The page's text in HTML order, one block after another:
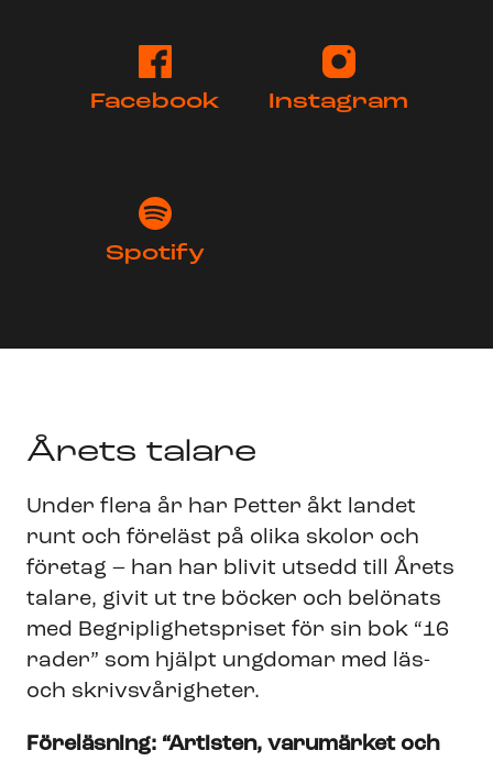
Facebook Instagram
Spotify
Årets talare
Under flera år har Petter åkt landet
runt och föreläst på olika skolor och
företag – han har blivit utsedd till Årets
talare, givit ut tre böcker och belönats
med Begriplighetspriset för sin bok “16
rader” som hjälpt ungdomar med läs-
och skrivsvårigheter.
Föreläsning: “Artisten, varumärket och